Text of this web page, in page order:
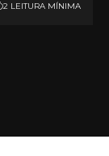
2 LEITURA MÍNIMA